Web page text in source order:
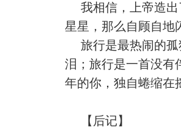
我相信，上帝造出
星星，那么自顾自地
旅行是最热闹的孤
泪；旅行是一首没有
年的你，独自蜷缩在
【后记】